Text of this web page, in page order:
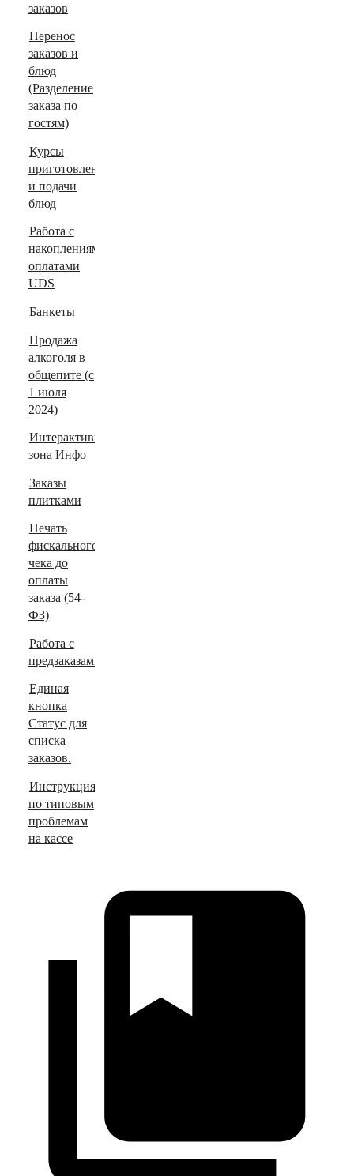
заказов
Перенос
заказов и
блюд
(Разделение
заказа по
гостям)
Курсы
приготовления
и подачи
блюд
Работа с
накоплениями/
оплатами
UDS
Банкеты
Продажа
алкоголя в
общепите (с
1 июля
2024)
Интерактивная
зона Инфо
Заказы
плитками
Печать
фискального
чека до
оплаты
заказа (54-
ФЗ)
Работа с
предзаказами
Единая
кнопка
Статус для
списка
заказов.
Инструкция
по типовым
проблемам
на кассе